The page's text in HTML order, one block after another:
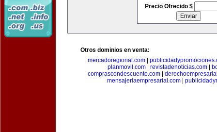
Precio Ofrecido $
Otros dominios en venta:
mercadoregional.com
planmovil.com| revistadenoticias.com|
comprascondescuento.com
mensajeriaempresarial.com|